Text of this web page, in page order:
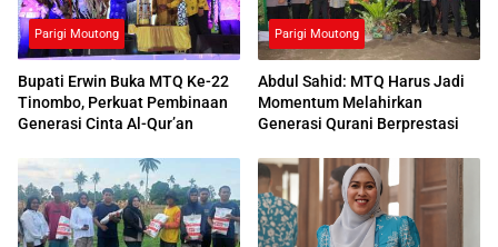
Parigi Moutong
Bupati Erwin Buka MTQ Ke-22
Tinombo, Perkuat Pembinaan
Generasi Cinta Al-Qur’an
Parigi Moutong
Abdul Sahid: MTQ Harus Jadi
Momentum Melahirkan
Generasi Qurani Berprestasi